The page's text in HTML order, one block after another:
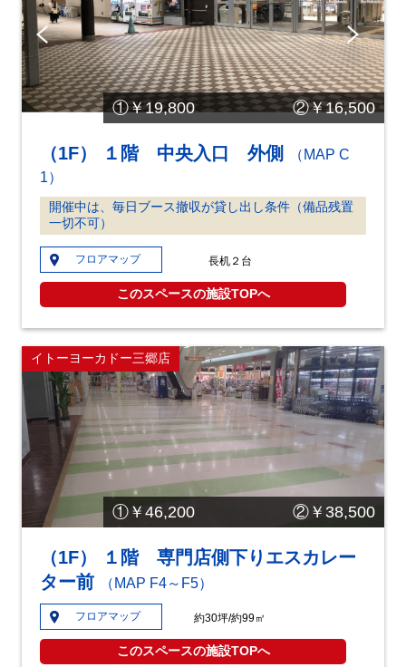
①￥19,800 ②￥16,500
Pre
vio
us
Ne
xt
（1F） １階 中央入口 外側
（MAP C
1）
開催中は、毎日ブース撤収が貸し出し条件（備品残置
一切不可）
フロアマップ 長机２台
このスペースの施設TOPへ
イトーヨーカドー三郷店
①￥46,200 ②￥38,500
（1F） １階 専門店側下りエスカレー
ター前
（MAP F4～F5）
フロアマップ 約30坪/約99㎡
このスペースの施設TOPへ